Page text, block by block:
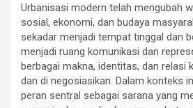
Urbanisasi modern telah mengubah
sosial, ekonomi, dan budaya
sekadar menjadi tempat tinggal dan
menjadi ruang komunikasi dan
berbagai makna, identitas, dan relasi
dan di negosiasikan. Dalam konteks
peran sentral sebagai sarana yang